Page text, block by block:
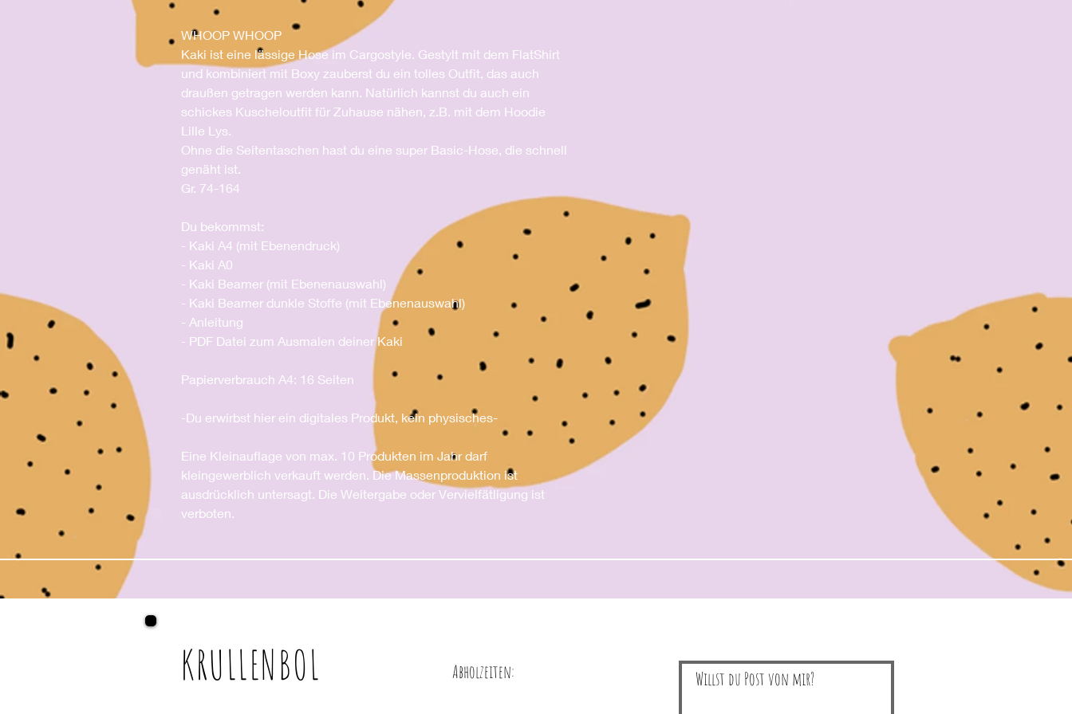
WHOOP WHOOP
Kaki ist eine lässige Hose im Cargostyle. Gestylt mit dem FlatShirt
und kombiniert mit Boxy zauberst du ein tolles Outfit, das auch
draußen getragen werden kann. Natürlich kannst du auch ein
schickes Kuscheloutfit für Zuhause nähen, z.B. mit dem Hoodie
Lille Lys.
Ohne die Seitentaschen hast du eine super Basic-Hose, die schnell
genäht ist.
Gr. 74-164
Du bekommst:
- Kaki A4 (mit Ebenendruck)
- Kaki A0
- Kaki Beamer (mit Ebenenauswahl)
- Kaki Beamer dunkle Stoffe (mit Ebenenauswahl)
- Anleitung
- PDF Datei zum Ausmalen deiner Kaki
Papierverbrauch A4: 16 Seiten
-Du erwirbst hier ein digitales Produkt, kein physisches-
Eine Kleinauflage von max. 10 Produkten im Jahr darf
kleingewerblich verkauft werden. Die Massenproduktion ist
ausdrücklich untersagt. Die Weitergabe oder Vervielfätligung ist
verboten.
KRULLENBOL Abholzeiten: Willst du Post von mir?